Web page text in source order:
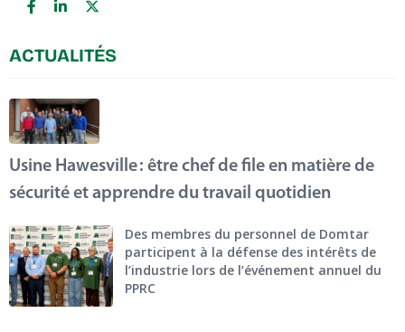
ACTUALITÉS
Usine Hawesville : être chef de file en matière de
sécurité et apprendre du travail quotidien
Des membres du personnel de Domtar
participent à la défense des intérêts de
l’industrie lors de l’événement annuel du
PPRC